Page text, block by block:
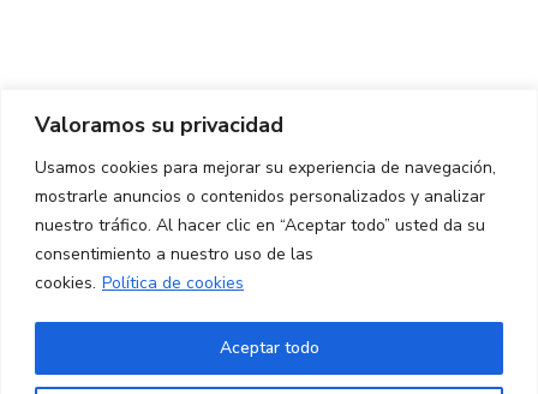
Valoramos su privacidad
Usamos cookies para mejorar su experiencia de navegación,
mostrarle anuncios o contenidos personalizados y analizar
nuestro tráfico. Al hacer clic en “Aceptar todo” usted da su
consentimiento a nuestro uso de las
cookies. Política de cookies
Aceptar todo
CONTACTO
Ed. K2M (Planta 1, Oficina 106)
C/ Jordi Girona 1-3
08034 Barcelona (España)
+34 93 405 44 03